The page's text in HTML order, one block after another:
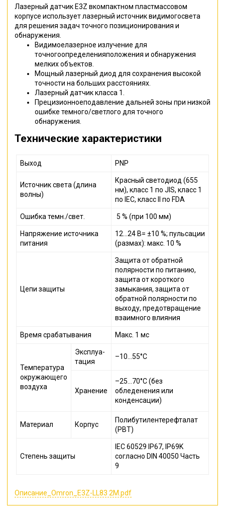
Лазерный датчик E3Z вкомпактном пластмассовом
корпусе использует лазерный источник видимогосвета
для решения задач точного позиционирования и
обнаружения.
Видимоелазерное излучение для
точногоопределенияположения и обнаружения
мелких объектов.
Мощный лазерный диод для сохранения высокой
точности на больших расстояниях.
Лазерный датчик класса 1.
Прецизионноеподавление дальней зоны при низкой
ошибке темного/светлого для точного
обнаружения.
Технические характеристики
Выход PNP
Источник света (длина
волны)
Красный светодиод (655
нм), класс 1 по JIS, класс 1
по IEC, класс II по FDA
Ошибка темн./свет. 5 % (при 100 мм)
Напряжение источника
питания
12…24 В= ±10 %; пульсации
(размах): макс. 10 %
Цепи защиты
Защита от обратной
полярности по питанию,
защита от короткого
замыкания, защита от
обратной полярности по
выходу, предотвращение
взаимного влияния
Время срабатывания Макс. 1 мс
Температура
окружающего
воздуха
Эксплуа-
тация
–10…55°C
Хранение
–25…70°C (без
обледенения или
конденсации)
Материал Корпус
Полибутилентерефталат
(PBT)
Степень защиты
IEC 60529 IP67, IP69K
согласно DIN 40050 Часть
9
Описание_Omron_E3Z-LL83 2M.pdf